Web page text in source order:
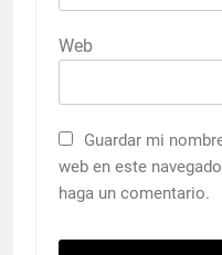
Web
Guardar mi
web en este
haga un comentario.